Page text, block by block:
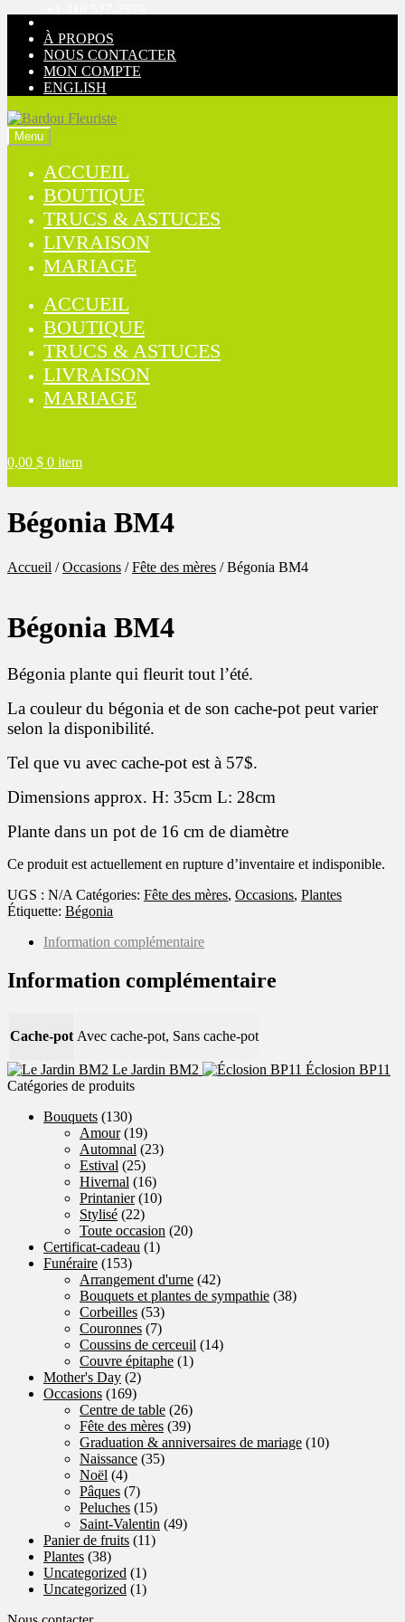
Aller
navigation
Aller
contenu
À PROPOS
NOUS CONTACTER
MON COMPTE
ENGLISH
Menu
ACCUEIL
BOUTIQUE
TRUCS & ASTUCES
LIVRAISON
MARIAGE
ACCUEIL
BOUTIQUE
TRUCS & ASTUCES
LIVRAISON
MARIAGE
0,00 $ 0 item
Bégonia BM4
Accueil /Occasions /Fête des mères /Bégonia BM4
Bégonia BM4
Bégonia plante qui fleurit tout l’été.
La couleur du bégonia et de son cache-pot peut varier
selon la disponibilité.
Tel que vu avec cache-pot est à 57$.
Dimensions approx. H: 35cm L: 28cm
Plante dans un pot de 16 cm de diamètre
Ce produit est actuellement en rupture d’inventaire et indisponible.
UGS : N/A Catégories: Fête des mères, Occasions, Plantes
Étiquette: Bégonia
Information complémentaire
Information complémentaire
Cache-pot Avec cache-pot, Sans cache-pot
Le Jardin BM2
Éclosion BP11
Catégories de produits
Bouquets (130)
Amour (19)
Automnal (23)
Estival (25)
Hivernal (16)
Printanier (10)
Stylisé (22)
Toute occasion (20)
Certificat-cadeau (1)
Funéraire (153)
Arrangement d'urne (42)
Bouquets et plantes de sympathie (38)
Corbeilles (53)
Couronnes (7)
Coussins de cerceuil (14)
Couvre épitaphe (1)
Mother's Day (2)
Occasions (169)
Centre de table (26)
Fête des mères (39)
Graduation & anniversaires de mariage (10)
Naissance (35)
Noël (4)
Pâques (7)
Peluches (15)
Saint-Valentin (49)
Panier de fruits (11)
Plantes (38)
Uncategorized (1)
Uncategorized (1)